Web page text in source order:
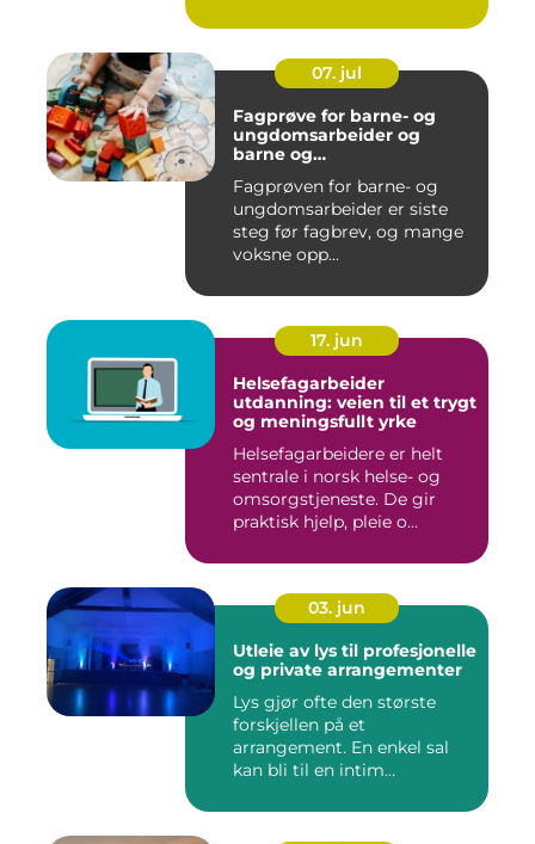
07. jul
Fagprøve for barne- og
ungdomsarbeider og
barne og
og VG2
Fagprøven for barne- og
ungdomsarbeider er siste
steg før fagbrev, og mange
voksne opp...
17. jun
Helsefagarbeider
utdanning: veien til et trygt
og meningsfullt yrke
Helsefagarbeidere er helt
sentrale i norsk helse- og
omsorgstjeneste. De gir
praktisk hjelp, pleie o...
03. jun
Utleie av lys til profesjonelle
og private arrangementer
Lys gjør ofte den største
forskjellen på et
arrangement. En enkel sal
kan bli til en intim